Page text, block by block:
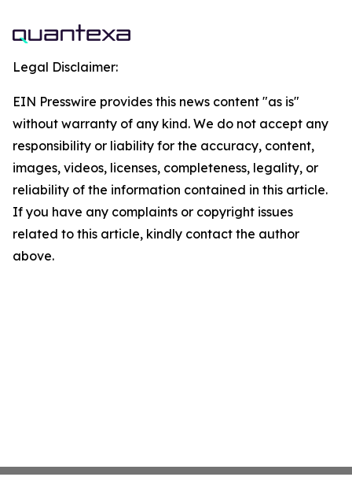
Legal Disclaimer:
EIN Presswire provides this news content "as is"
without warranty of any kind. We do not accept any
responsibility or liability for the accuracy, content,
images, videos, licenses, completeness, legality, or
reliability of the information contained in this article.
If you have any complaints or copyright issues
related to this article, kindly contact the author
above.